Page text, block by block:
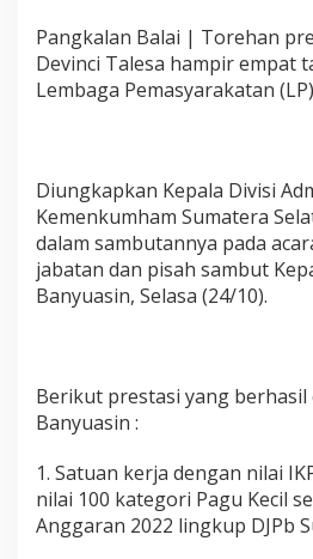
u
a
P
p
a
d
a
R
o
o
L
a
p
a
Pangkalan Balai | Torehan
Devinci Talesa hampir empat
Lembaga Pemasyarakatan
Diungkapkan Kepala Divisi
Kemenkumham Sumatera
dalam sambutannya pada
jabatan dan pisah sambut
Banyuasin, Selasa (24/10).
Berikut prestasi yang berhasil
Banyuasin :
1. Satuan kerja dengan nilai
nilai 100 kategori Pagu Kecil
Anggaran 2022 lingkup DJPb